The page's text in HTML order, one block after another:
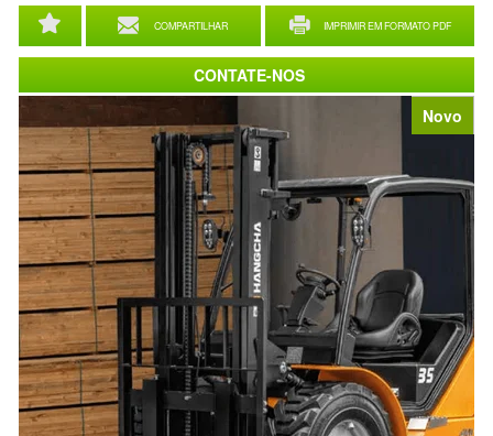
Novo
COMPARTILHAR IMPRIMIR EM FORMATO PDF
CONTATE-NOS